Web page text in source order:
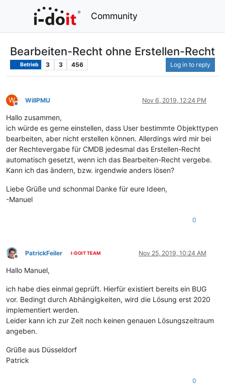
Community
Bearbeiten-Recht ohne Erstellen-Recht
Betrieb 3 3 456 Log in to reply
W
Offline
WillPMU Nov 6, 2019, 12:24 PM
Hallo zusammen,
ich würde es gerne einstellen, dass User bestimmte Objekttypen
bearbeiten, aber nicht erstellen können. Allerdings wird mir bei
der Rechtevergabe für CMDB jedesmal das Erstellen-Recht
automatisch gesetzt, wenn ich das Bearbeiten-Recht vergebe.
Kann ich das ändern, bzw. irgendwie anders lösen?
Liebe Grüße und schonmal Danke für eure Ideen,
-Manuel
0
Offline
PatrickFeiler I-DOIT TEAM Nov 25, 2019, 10:24 AM
Hallo Manuel,
ich habe dies einmal geprüft. Hierfür existiert bereits ein BUG
vor. Bedingt durch Abhängigkeiten, wird die Lösung erst 2020
implementiert werden.
Leider kann ich zur Zeit noch keinen genauen Lösungszeitraum
angeben.
Grüße aus Düsseldorf
Patrick
0